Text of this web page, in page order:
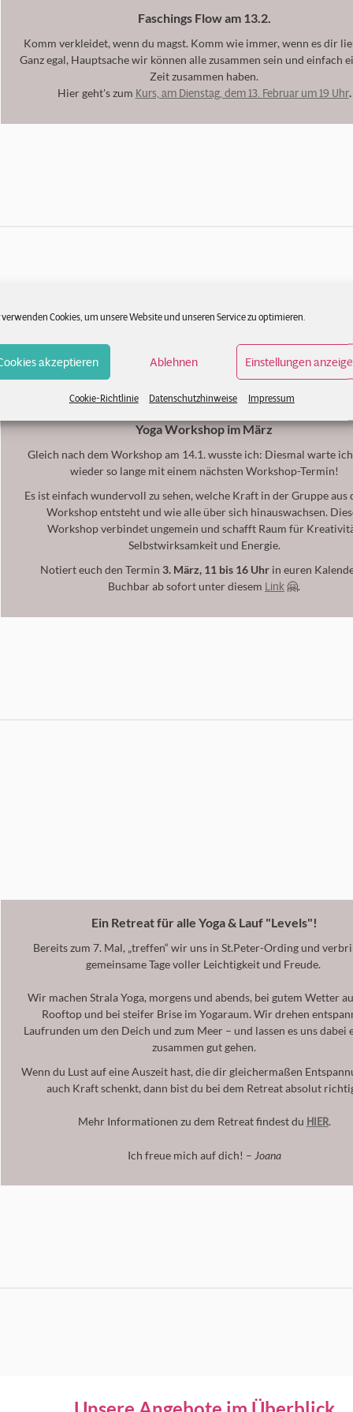
Cookies, um unsere Website und unseren Service zu optimieren.
akzeptieren Ablehnen Einstellungen
Cookie-Richtlinie Datenschutzhinweise Impressum
Faschings Flow am 13.2.
Komm verkleidet, wenn du magst. Komm wie immer, wenn es dir
Ganz egal, Hauptsache wir können alle zusammen sein und einfach
Zeit zusammen haben.
Hier geht's zum Kurs, am Dienstag, dem 13. Februar um 19 Uhr.
Yoga Workshop im März
Gleich nach dem Workshop am 14.1. wusste ich: Diesmal warte
wieder so lange mit einem nächsten Workshop-Termin!
Es ist einfach wundervoll zu sehen, welche Kraft in der Gruppe aus
Workshop entsteht und wie alle über sich hinauswachsen.
Workshop verbindet ungemein und schafft Raum für
Selbstwirksamkeit und Energie.
Notiert euch den Termin 3. März, 11 bis 16 Uhr in euren
Buchbar ab sofort unter diesem Link 🤗.
Ein Retreat für alle Yoga & Lauf "Levels"!
Bereits zum 7. Mal, „treffen“ wir uns in St.Peter-Ording und
gemeinsame Tage voller Leichtigkeit und Freude.
Wir machen Strala Yoga, morgens und abends, bei gutem Wetter
Rooftop und bei steifer Brise im Yogaraum. Wir drehen
Laufrunden um den Deich und zum Meer – und lassen es uns dabei
zusammen gut gehen.
Wenn du Lust auf eine Auszeit hast, die dir gleichermaßen
auch Kraft schenkt, dann bist du bei dem Retreat absolut
Mehr Informationen zu dem Retreat findest du HIER.
Ich freue mich auf dich! – Joana